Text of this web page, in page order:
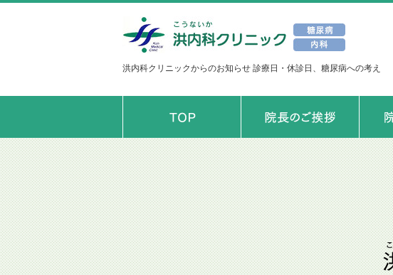
洪内科クリニックからのお知らせ 診療日・休診日、糖尿病への考え